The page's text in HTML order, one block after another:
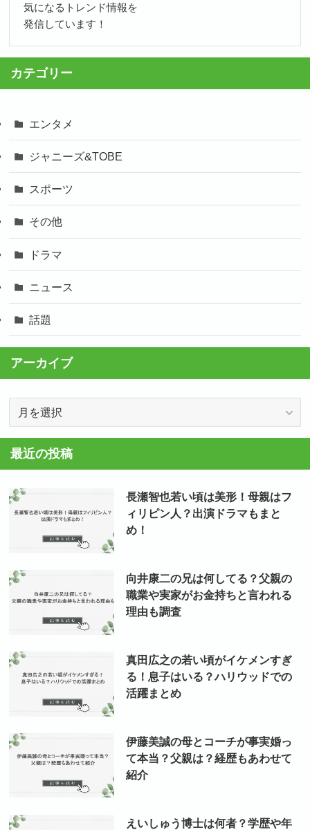
気になるトレンド情報を
発信しています！
カテゴリー
エンタメ
ジャニーズ&TOBE
スポーツ
その他
ドラマ
ニュース
話題
アーカイブ
カ
イ
最近の投稿
長瀬智也若い頃は美形！母親はフ
ィリピン人？出演ドラマもまと
め！
向井康二の兄は何してる？父親の
職業や実家がお金持ちと言われる
理由も調査
真田広之の若い頃がイケメンすぎ
る！息子はいる？ハリウッドでの
活躍まとめ
伊藤美誠の母とコーチが事実婚っ
て本当？父親は？経歴もあわせて
紹介
えいしゅう博士は何者？学歴や年